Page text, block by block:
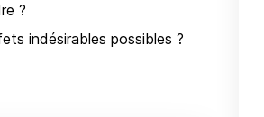
?
indésirables possibles ?